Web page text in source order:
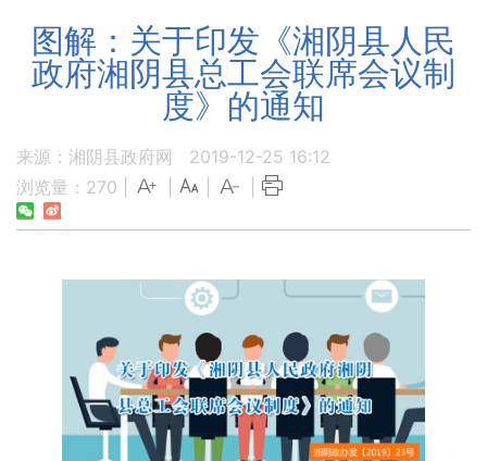
图解：关于印发《湘阴县人民
政府湘阴县总工会联席会议制
度》的通知
来源：湘阴县政府网
2019-12-25 16:12
浏览量： 270